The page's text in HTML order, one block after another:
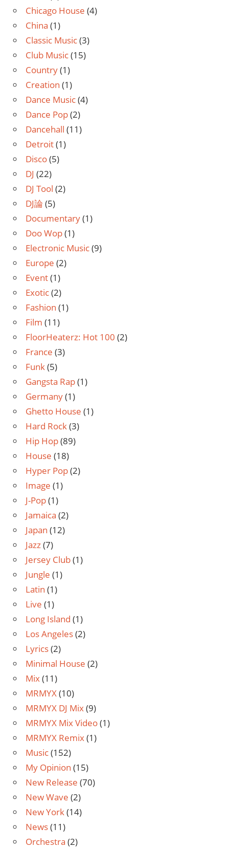
Chicago House (4)
China (1)
Classic Music(3)
Club Music(15)
Country(1)
Creation (1)
Dance Music(4)
Dance Pop(2)
Dancehall (11)
Detroit(1)
Disco(5)
DJ (22)
DJ Tool (2)
DJ論 (5)
Documentary(1)
Doo Wop(1)
Electronic Music(9)
Europe (2)
Event(1)
Exotic(2)
Fashion (1)
Film (11)
FloorHeaterz: Hot 100 (2)
France (3)
Funk(5)
Gangsta Rap(1)
Germany(1)
Ghetto House (1)
Hard Rock(3)
Hip Hop(89)
House (18)
Hyper Pop(2)
Image (1)
J-Pop(1)
Jamaica (2)
Japan (12)
Jazz(7)
Jersey Club(1)
Jungle (1)
Latin (1)
Live (1)
Long Island (1)
Los Angeles(2)
Lyrics(2)
Minimal House (2)
Mix(11)
MRMYX(10)
MRMYX DJ Mix(9)
MRMYX Mix Video(1)
MRMYX Remix(1)
Music(152)
My Opinion (15)
New Release (70)
New Wave (2)
New York(14)
News(11)
Orchestra (2)